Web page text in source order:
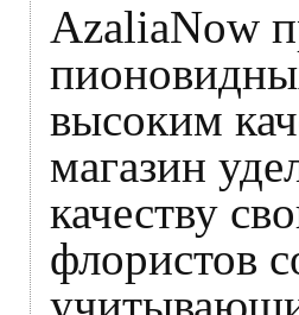
AzaliaNow
высоким
магазин
качеству
флористов